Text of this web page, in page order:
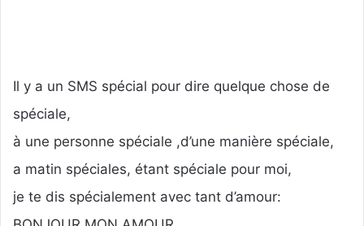
Il y a un SMS spécial pour dire quelque chose de
spéciale,
à une personne spéciale ,d’une manière spéciale,
a matin spéciales, étant spéciale pour moi,
je te dis spécialement avec tant d’amour: